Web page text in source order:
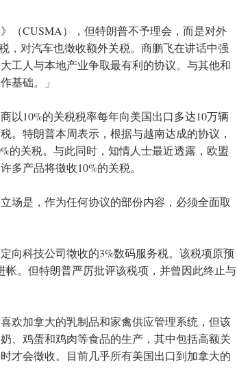
（CUSMA），但特朗普不予理会，而是对外
，对汽车也徵收额外关税。商鹏飞在讲话中强
工人与本地产业争取最有利的协议。与其他和
基础。」
以10%的关税税率每年向美国出口多达10万辆
。特朗普本周表示，根据与越南达成的协议，
的关税。与此同时，知情人士最近透露，欧盟
多产品将徵收10%的关税。
场是，作为任何协议的部份内容，必须全面取
向科技公司徵收的3%数码服务税。该税项原预
帐。但特朗普严厉批评该税项，并曾因此终止与
欢加拿大的乳制品和家禽供应管理系统，但该
、鸡蛋和鸡肉等食品的生产，其中包括高额关
会徵收。目前几乎所有美国出口到加拿大的